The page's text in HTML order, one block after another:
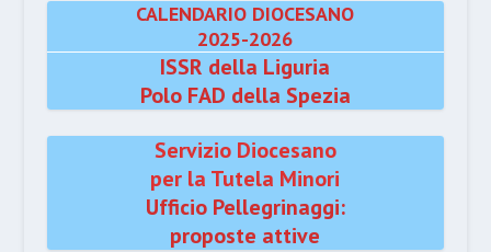
CALENDARIO DIOCESANO
2025-2026
ISSR della Liguria
Polo FAD della Spezia
Servizio Diocesano
per la Tutela Minori
Ufficio Pellegrinaggi:
proposte attive